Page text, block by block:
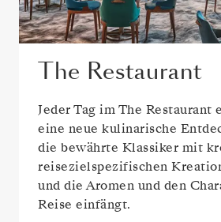
The Restaurant
Jeder Tag im The Restaurant
eine neue kulinarische
die bewährte Klassiker mit
reisezielspezifischen
und die Aromen und den
Reise einfängt.